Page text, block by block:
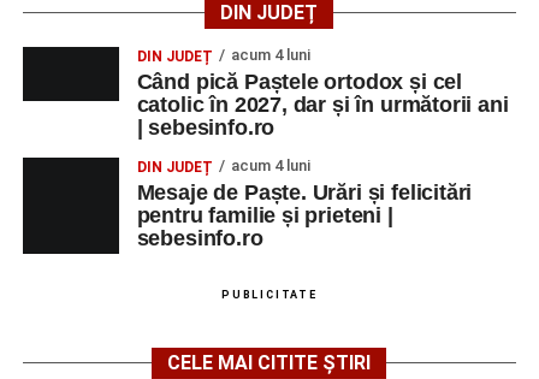
DIN JUDEȚ
DIN JUDEȚ acum 4 luni
Când pică Paștele ortodox și cel
catolic în 2027, dar și în următorii ani
| sebesinfo.ro
DIN JUDEȚ acum 4 luni
Mesaje de Paște. Urări și felicitări
pentru familie și prieteni |
sebesinfo.ro
PUBLICITATE
CELE MAI CITITE ȘTIRI